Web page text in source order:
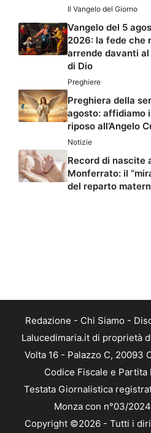
Il Vangelo del Giorno
Vangelo del 5
2026: la fede che
arrende davanti
di Dio
Preghiere
Preghiera della
agosto: affidiamo
riposo all’Angelo
Notizie
Record di nascite
Monferrato: il
del reparto
Redazione - Chi Siamo -
Lalucedimaria.it di proprietà
Volta 16 - Palazzo C, 20093
Codice Fiscale e Partita
Testata Giornalistica
Monza con n°03/
Copyright ©2026 - Tutti i